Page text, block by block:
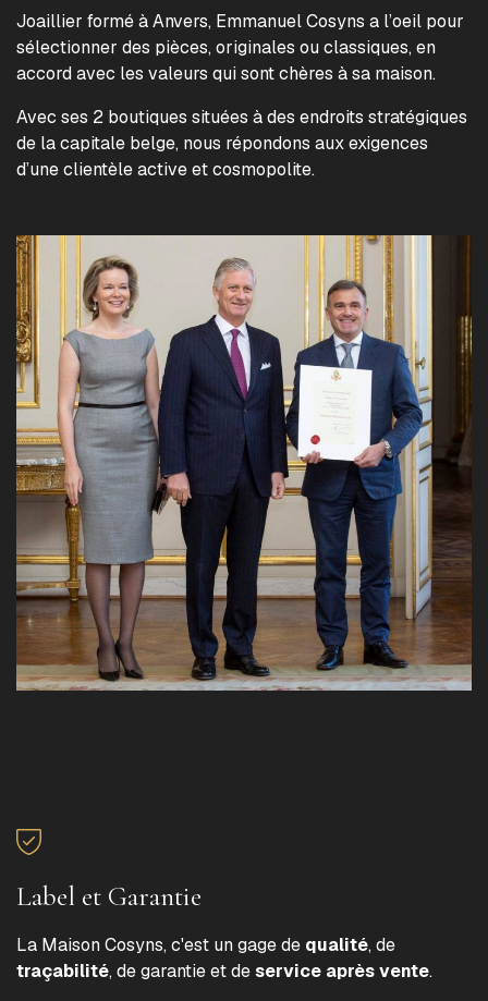
Joaillier formé à Anvers, Emmanuel Cosyns a l’oeil pour
sélectionner des pièces, originales ou classiques, en
accord avec les valeurs qui sont chères à sa maison.
Avec ses 2 boutiques situées à des endroits stratégiques
de la capitale belge, nous répondons aux exigences
d’une clientèle active et cosmopolite.
Label et Garantie
La Maison Cosyns, c'est un gage de qualité, de
traçabilité, de garantie et deservice après vente.